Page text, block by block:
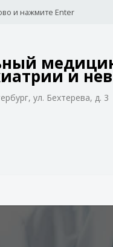
и
ул. Бехтерева, д. 3